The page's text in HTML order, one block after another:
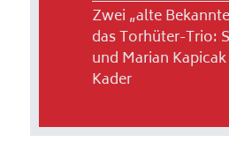
Zwei „alte
das Torhüter-Trio:
und Marian
Kader